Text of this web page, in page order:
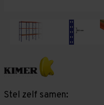
Stel zelf samen: